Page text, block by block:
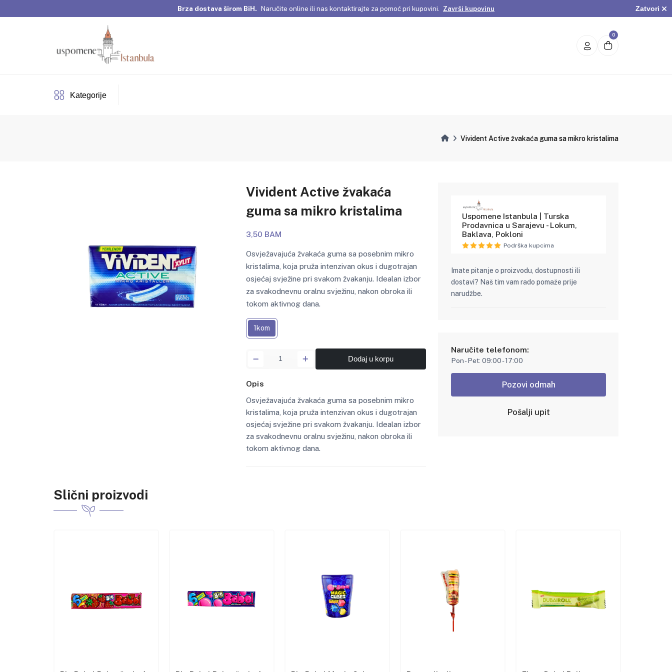
Brza dostava širom BiH. Naručite online ili nas kontaktirajte za pomoć pri kupovini.
Završi kupovinu
Dobrodošli u Uspomene Istanbula! Pažljivo odabrani proizvodi i posebne ponude za vas. Pogledaj ponudu
Zatvori
0
Kategorije
Vivident Active žvakaća guma sa mikro kristalima
Vivident Active žvakaća
guma sa mikro kristalima
3,50 BAM
Osvježavajuća žvakaća guma sa posebnim mikro
kristalima, koja pruža intenzivan okus i dugotrajan
osjećaj svježine pri svakom žvakanju. Idealan izbor
za svakodnevnu oralnu svježinu, nakon obroka ili
tokom aktivnog dana.
1kom
Dodaj u korpu
Opis
Osvježavajuća žvakaća guma sa posebnim mikro
kristalima, koja pruža intenzivan okus i dugotrajan
osjećaj svježine pri svakom žvakanju. Idealan izbor
za svakodnevnu oralnu svježinu, nakon obroka ili
tokom aktivnog dana.
Uspomene Istanbula | Turska
Prodavnica u Sarajevu - Lokum,
Baklava, Pokloni
Podrška kupcima
Imate pitanje o proizvodu, dostupnosti ili
dostavi? Naš tim vam rado pomaže prije
narudžbe.
Naručite telefonom:
Pon - Pet: 09:00 - 17:00
Pozovi odmah
Pošalji upit
Slični proizvodi